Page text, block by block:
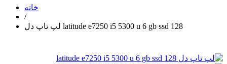
خانه
/
لپ تاپ دل latitude e7250 i5 5300 u 6 gb ssd 128